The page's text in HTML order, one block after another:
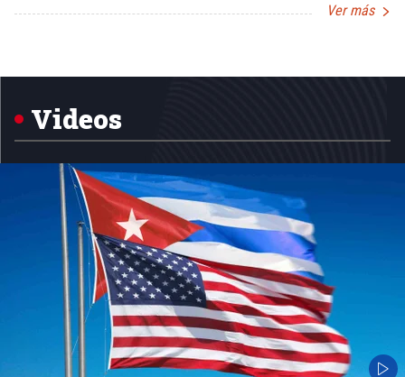
Ver más
5
Videos